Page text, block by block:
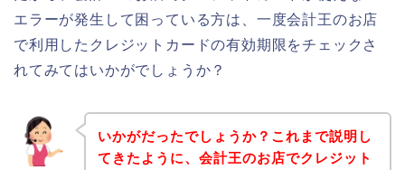
エラーが発生して困っている方は、一度会計王のお店
で利用したクレジットカードの有効期限をチェックさ
れてみてはいかがでしょうか？
いかがだったでしょうか？これまで説明し
てきたように、会計王のお店でクレジット